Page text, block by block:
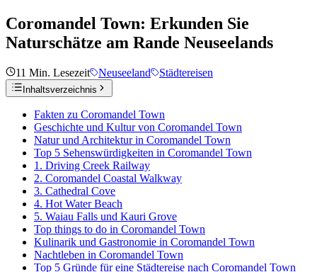
Coromandel Town: Erkunden Sie
Naturschätze am Rande Neuseelands
11 Min. Lesezeit Neuseeland Städtereisen
Inhaltsverzeichnis
Fakten zu Coromandel Town
Geschichte und Kultur von Coromandel Town
Natur und Architektur in Coromandel Town
Top 5 Sehenswürdigkeiten in Coromandel Town
1. Driving Creek Railway
2. Coromandel Coastal Walkway
3. Cathedral Cove
4. Hot Water Beach
5. Waiau Falls und Kauri Grove
Top things to do in Coromandel Town
Kulinarik und Gastronomie in Coromandel Town
Nachtleben in Coromandel Town
Top 5 Gründe für eine Städtereise nach Coromandel Town